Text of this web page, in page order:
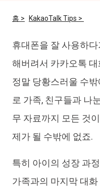
iOS
iAnyGo
홈 > KakaoTalk Tips >
휴대폰을 잘 사용하
해버려서 카카오톡
정말 당황스러울 수
로 가족, 친구들과 나
무 자료까지 모든 것
제가 될 수밖에 없죠.
특히 아이의 성장 과
가족과의 마지막 대